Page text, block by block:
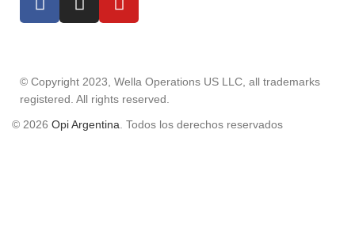
© Copyright 2023, Wella Operations US LLC, all trademarks
registered. All rights reserved.
© 2026 Opi Argentina . Todos los derechos reservados